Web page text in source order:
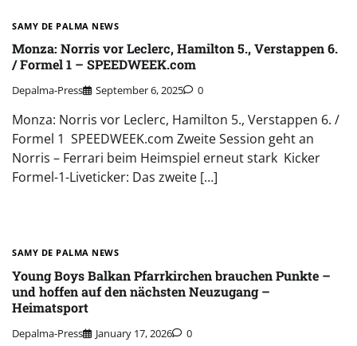
SAMY DE PALMA NEWS
Monza: Norris vor Leclerc, Hamilton 5., Verstappen 6.
/ Formel 1 – SPEEDWEEK.com
Depalma-Press September 6, 2025 0
Monza: Norris vor Leclerc, Hamilton 5., Verstappen 6. /
Formel 1 SPEEDWEEK.com Zweite Session geht an
Norris – Ferrari beim Heimspiel erneut stark Kicker
Formel-1-Liveticker: Das zweite […]
SAMY DE PALMA NEWS
Young Boys Balkan Pfarrkirchen brauchen Punkte –
und hoffen auf den nächsten Neuzugang –
Heimatsport
Depalma-Press January 17, 2026 0